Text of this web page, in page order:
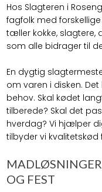
Hos Slagteren i
fagfolk med
tæller kokke, slagtere,
som alle bidrager til
En dygtig
om varen i disken.
behov. Skal kødet
tilberede? Skal det
hverdag? Vi hjælper
tilbyder vi kvalitetskød
OG FEST